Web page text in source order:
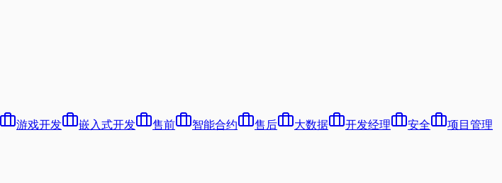
游戏开发 嵌入式开发 售前 智能合约 售后 大数据 开发经理 安全
项目管理